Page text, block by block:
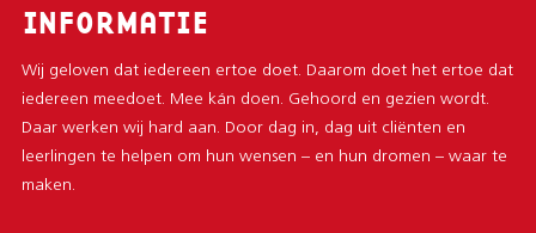
INFORMATIE
Wij geloven dat iedereen ertoe doet. Daarom doet het ertoe dat
iedereen meedoet. Mee kán doen. Gehoord en gezien wordt.
Daar werken wij hard aan. Door dag in, dag uit cliënten en
leerlingen te helpen om hun wensen – en hun dromen – waar te
maken.